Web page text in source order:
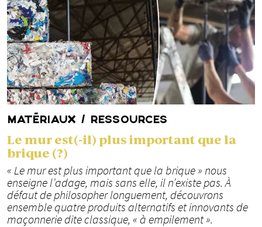
MATÉRIAUX / RESSOURCES
Le mur est(-il) plus important que la
brique (?)
« Le mur est plus important que la brique » nous
enseigne l’adage, mais sans elle, il n’existe pas. À
défaut de philosopher longuement, découvrons
ensemble quatre produits alternatifs et innovants de
maçonnerie dite classique, « à empilement ».